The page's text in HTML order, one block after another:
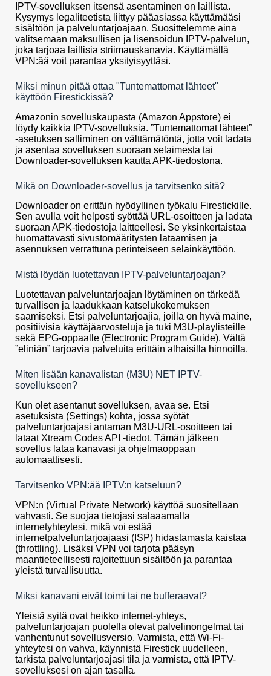
IPTV-sovelluksen itsensä asentaminen on laillista.
Kysymys legaliteetista liittyy pääasiassa käyttämääsi
sisältöön ja palveluntarjoajaan. Suosittelemme aina
valitsemaan maksullisen ja lisensoidun IPTV-palvelun,
joka tarjoaa laillisia striimauskanavia. Käyttämällä
VPN:ää voit parantaa yksityisyyttäsi.
Miksi minun pitää ottaa "Tuntemattomat lähteet"
käyttöön Firestickissä?
Amazonin sovelluskaupasta (Amazon Appstore) ei
löydy kaikkia IPTV-sovelluksia. ”Tuntemattomat lähteet”
-asetuksen salliminen on välttämätöntä, jotta voit ladata
ja asentaa sovelluksen suoraan selaimesta tai
Downloader-sovelluksen kautta APK-tiedostona.
Mikä on Downloader-sovellus ja tarvitsenko sitä?
Downloader on erittäin hyödyllinen työkalu Firestickille.
Sen avulla voit helposti syöttää URL-osoitteen ja ladata
suoraan APK-tiedostoja laitteellesi. Se yksinkertaistaa
huomattavasti sivustomääritysten lataamisen ja
asennuksen verrattuna perinteiseen selainkäyttöön.
Mistä löydän luotettavan IPTV-palveluntarjoajan?
Luotettavan palveluntarjoajan löytäminen on tärkeää
turvallisen ja laadukkaan katselukokemuksen
saamiseksi. Etsi palveluntarjoajia, joilla on hyvä maine,
positiivisia käyttäjäarvosteluja ja tuki M3U-playlisteille
sekä EPG-oppaalle (Electronic Program Guide). Vältä
”eliniän” tarjoavia palveluita erittäin alhaisilla hinnoilla.
Miten lisään kanavalistan (M3U) NET IPTV-
sovellukseen?
Kun olet asentanut sovelluksen, avaa se. Etsi
asetuksista (Settings) kohta, jossa syötät
palveluntarjoajasi antaman M3U-URL-osoitteen tai
lataat Xtream Codes API -tiedot. Tämän jälkeen
sovellus lataa kanavasi ja ohjelmaoppaan
automaattisesti.
Tarvitsenko VPN:ää IPTV:n katseluun?
VPN:n (Virtual Private Network) käyttöä suositellaan
vahvasti. Se suojaa tietojasi salaaamalla
internetyhteytesi, mikä voi estää
internetpalveluntarjoajaasi (ISP) hidastamasta kaistaa
(throttling). Lisäksi VPN voi tarjota pääsyn
maantieteellisesti rajoitettuun sisältöön ja parantaa
yleistä turvallisuutta.
Miksi kanavani eivät toimi tai ne bufferaavat?
Yleisiä syitä ovat heikko internet-yhteys,
palveluntarjoajan puolella olevat palvelinongelmat tai
vanhentunut sovellusversio. Varmista, että Wi-Fi-
yhteytesi on vahva, käynnistä Firestick uudelleen,
tarkista palveluntarjoajasi tila ja varmista, että IPTV-
sovelluksesi on ajan tasalla.